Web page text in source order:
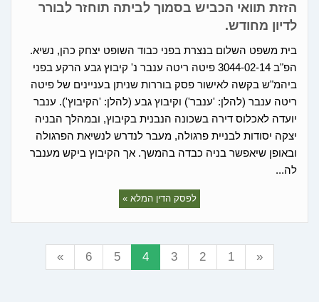
הזזת תוואי הכביש בסמוך לביתה תוחזר לבורר
לדיון מחודש.
בית משפט השלום בנצרת בפני כבוד השופט יצחק כהן, נשיא.
הפ"ב 3044-02-14 פיטה ריטה ענבר נ' קיבוץ גבע הרקע בפני
ביהמ"ש בקשה לאישור פסק בוררות שניתן בעניינים של פיטה
ריטה ענבר (להלן: 'ענבר') וקיבוץ גבע (להלן: 'הקיבוץ'). ענבר
יועדה לאכלוס דירה בשכונה הנבנית בקיבוץ, ובמהלך הבניה
יצקה יסודות לבניית פרגולה, מעבר לנדרש לנשיאת הפרגולה
ובאופן שיאפשר בניה כבדה בהמשך. אך הקיבוץ ביקש מענבר
לה...
לפסק הדין המלא »
«
1
2
3
4
5
6
»